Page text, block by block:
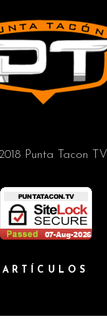
Punta Tacon TV